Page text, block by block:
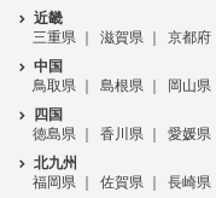
近畿
三重県
滋賀県 京都府
中国
鳥取県
島根県 岡山県
四国
徳島県
香川県 愛媛県
北九州
福岡県
佐賀県 長崎県